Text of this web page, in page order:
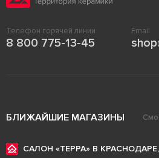
Телефон горячей линии
8 800 775-13-45
Email
БЛИЖАЙШИЕ МАГАЗИНЫ
САЛОН «ТЕРРА» В